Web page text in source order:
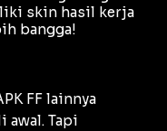
skin hasil kerja
bangga!
FF lainnya
Tapi